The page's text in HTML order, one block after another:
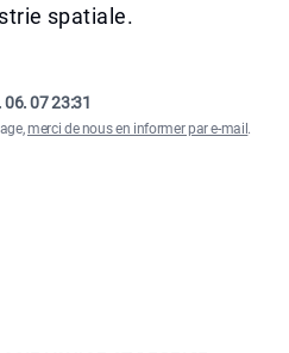
spatiale.
07 23:31
merci de nous en informer par e-mail .